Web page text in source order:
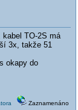
kabel TO-2S má
3x, takže 51
okapy do
Zaznamenáno